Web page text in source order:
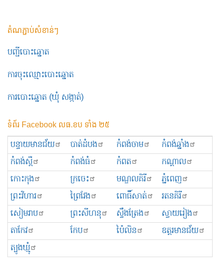
តំណភ្ជាប់សំខាន់ៗ
បញ្ជីបោះឆ្នោត
ការចុះឈ្មោះបោះឆ្នោត
ការបោះឆ្នោត (ឃុំ សង្កាត់)
ទំព័រ Facebook លធ.ខប ទាំង ២៥
បន្ទាយមានជ័យ បាត់ដំបង កំពង់ចាម
កំពង់ឆ្នាំង
កំពង់ស្ពឺ
កំពង់ធំ កំពត
កណ្ដាល
កោះកុង
ក្រចេះ មណ្ឌលគិរី
ភ្នំពេញ
ព្រះ​វិហារ
ព្រៃវែង ពោធិ៍សាត់
រតនគិរី
សៀមរាប
ព្រះសីហនុ ស្ទឹងត្រែង
ស្វាយរៀង
តាកែវ
កែប ប៉ៃលិន
ឧត្ដរមានជ័យ
ត្បូងឃ្មុំ